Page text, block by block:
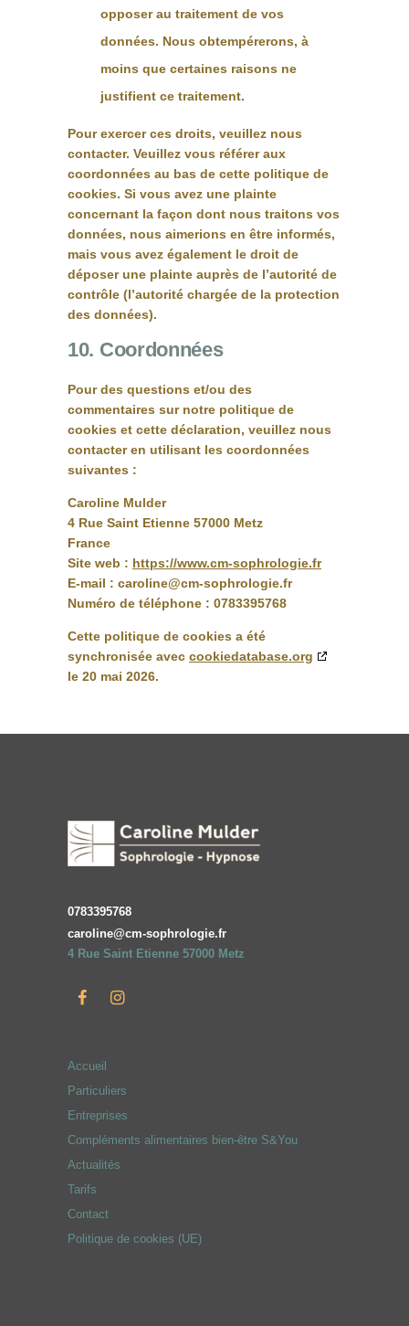
opposer au traitement de vos
données. Nous obtempérerons, à
moins que certaines raisons ne
justifient ce traitement.
Pour exercer ces droits, veuillez nous
contacter. Veuillez vous référer aux
coordonnées au bas de cette politique de
cookies. Si vous avez une plainte
concernant la façon dont nous traitons vos
données, nous aimerions en être informés,
mais vous avez également le droit de
déposer une plainte auprès de l’autorité de
contrôle (l’autorité chargée de la protection
des données).
10. Coordonnées
Pour des questions et/ou des
commentaires sur notre politique de
cookies et cette déclaration, veuillez nous
contacter en utilisant les coordonnées
suivantes :
Caroline Mulder
4 Rue Saint Etienne 57000 Metz
France
Site web : https://www.cm-sophrologie.fr
E-mail : caroline@cm-sophrologie.fr
Numéro de téléphone : 0783395768
Cette politique de cookies a été
synchronisée avec cookiedatabase.org
le 20 mai 2026.
0783395768
caroline@cm-sophrologie.fr
4 Rue Saint Etienne 57000 Metz
Accueil
Particuliers
Entreprises
Compléments alimentaires bien-être S&You
Actualités
Tarifs
Contact
Politique de cookies (UE)